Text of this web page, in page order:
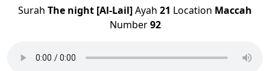
Surah The night [Al-Lail]Ayah 21 Location Maccah
Number92